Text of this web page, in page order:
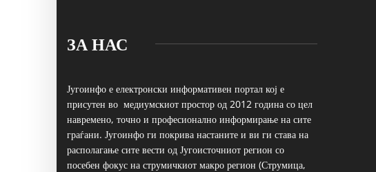
ЗА НАС
Југоинфо е електронски информативен портал кој е
присутен во медиумскиот простор од 2012 година со цел
навремено, точно и професионално информирање на сите
граѓани. Југоинфо ги покрива настаните и ви ги става на
располагање сите вести од Југоисточниот регион со
посебен фокус на струмичкиот макро регион (Струмица,